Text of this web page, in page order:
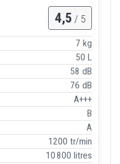
4,5 / 5
7 kg
50 L
58 dB
76 dB
A+++
B
A
1200 tr/min
10 800 litres